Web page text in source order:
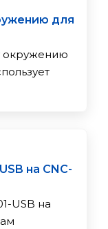
для
окружению
на CNC-
USB на